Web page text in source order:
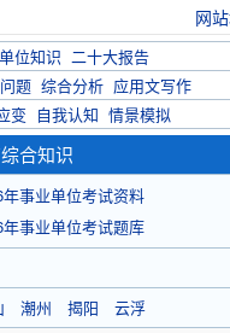
网
位知识 二十大报告
题 综合分析 应用文写作
变 自我认知 情景模拟
合知识
年事业单位考试资料
年事业单位考试题库
潮州 揭阳 云浮